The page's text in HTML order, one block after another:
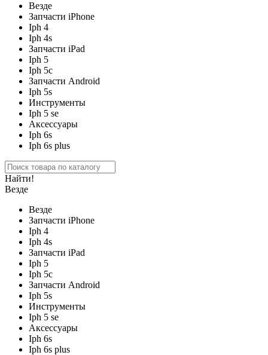
Везде
Запчасти iPhone
Iph 4
Iph 4s
Запчасти iPad
Iph 5
Iph 5c
Запчасти Android
Iph 5s
Инструменты
Iph 5 se
Аксессуары
Iph 6s
Iph 6s plus
Найти!
Везде
Везде
Запчасти iPhone
Iph 4
Iph 4s
Запчасти iPad
Iph 5
Iph 5c
Запчасти Android
Iph 5s
Инструменты
Iph 5 se
Аксессуары
Iph 6s
Iph 6s plus